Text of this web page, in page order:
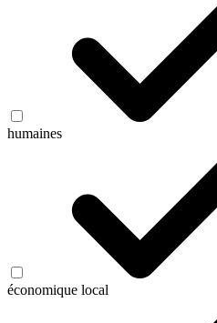
humaines
économique local